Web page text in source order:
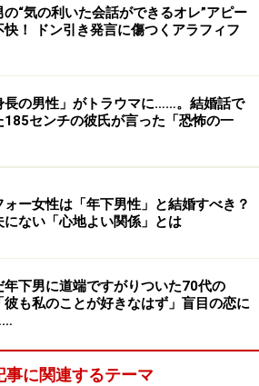
というメニューを食卓に出してい
汁をつけたこともある。
ないと思いました。でも夫が作る
つかあったり常備菜みたいなもの
あと思っていましたが、自分がそ
はなかった。食事を作るのはごく
とだと思い込んでもいました」
たが、リカさんが作った食卓を見
ない？」と苦笑いしたこともあっ
妻、ストレスに耐えかねた
の“気の利いた会話ができるオレ”アピー
快！ ドン引き発言に傷つくアラフィフ
長の男性」がトラウマに……。結婚話で
185センチの彼氏が言った「恐怖の一
ォー女性は「年下男性」と結婚すべき？
にない「心地よい関係」とは
年下男に道端ですがりついた70代の
彼も私のことが好きなはず」盲目の恋に
事に関連するテーマ